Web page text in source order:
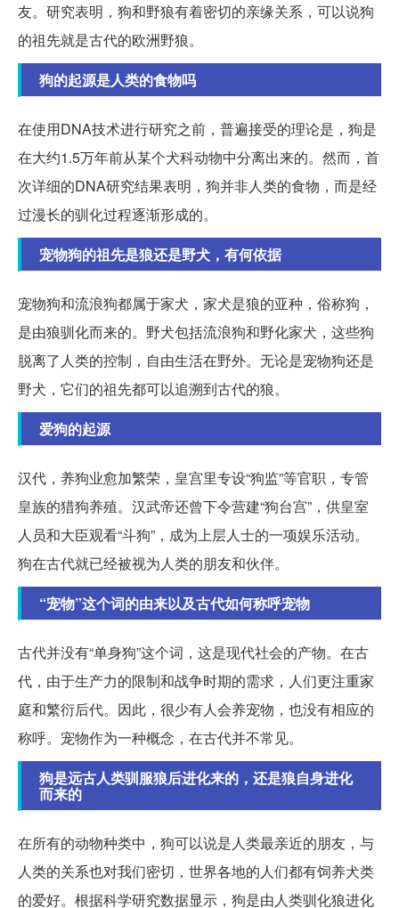
友。研究表明，狗和野狼有着密切的亲缘关系，可以说狗
的祖先就是古代的欧洲野狼。
狗的起源是人类的食物吗
在使用DNA技术进行研究之前，普遍接受的理论是，狗是
在大约1.5万年前从某个犬科动物中分离出来的。然而，首
次详细的DNA研究结果表明，狗并非人类的食物，而是经
过漫长的驯化过程逐渐形成的。
宠物狗的祖先是狼还是野犬，有何依据
宠物狗和流浪狗都属于家犬，家犬是狼的亚种，俗称狗，
是由狼驯化而来的。野犬包括流浪狗和野化家犬，这些狗
脱离了人类的控制，自由生活在野外。无论是宠物狗还是
野犬，它们的祖先都可以追溯到古代的狼。
爱狗的起源
汉代，养狗业愈加繁荣，皇宫里专设“狗监”等官职，专管
皇族的猎狗养殖。汉武帝还曾下令营建“狗台宫”，供皇室
人员和大臣观看“斗狗”，成为上层人士的一项娱乐活动。
狗在古代就已经被视为人类的朋友和伙伴。
“宠物”这个词的由来以及古代如何称呼宠物
古代并没有“单身狗”这个词，这是现代社会的产物。在古
代，由于生产力的限制和战争时期的需求，人们更注重家
庭和繁衍后代。因此，很少有人会养宠物，也没有相应的
称呼。宠物作为一种概念，在古代并不常见。
狗是远古人类驯服狼后进化来的，还是狼自身进化
而来的
在所有的动物种类中，狗可以说是人类最亲近的朋友，与
人类的关系也对我们密切，世界各地的人们都有饲养犬类
的爱好。根据科学研究数据显示，狗是由人类驯化狼进化